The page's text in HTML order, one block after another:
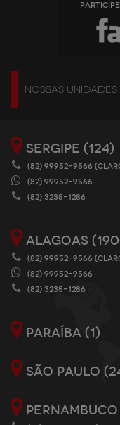
NOSSAS UNIDADES |
SERGIPE (124)
(82) 99952-9566
(82) 99952-9566
(82) 3235-1286
ALAGOAS
(82) 99952-9566
(82) 99952-9566
(82) 3235-1286
PARAÍBA (1)
SÃO PAULO
PERNAMBUCO